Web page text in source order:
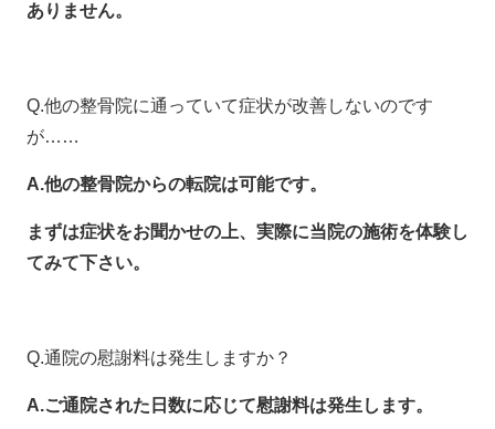
ありません。
Q.他の整骨院に通っていて症状が改善しないのです
が……
A.他の整骨院からの転院は可能です。
まずは症状をお聞かせの上、実際に当院の施術を体験し
てみて下さい。
Q.通院の慰謝料は発生しますか？
A.ご通院された日数に応じて慰謝料は発生します。